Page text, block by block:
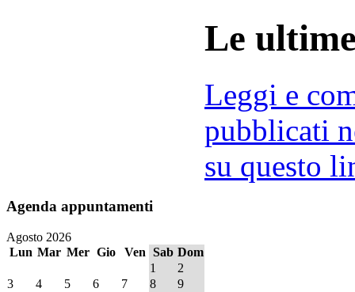
Le
Leggi e
pubblicati
su questo
Agenda appuntamenti
Agosto 2026
Lun Mar Mer Gio Ven Sab Dom
1
2
3
4 5 6 7 8
9